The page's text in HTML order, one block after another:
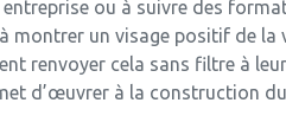
ou à suivre des
un visage positif de la
renvoyer cela sans filtre à
d’œuvrer à la construction